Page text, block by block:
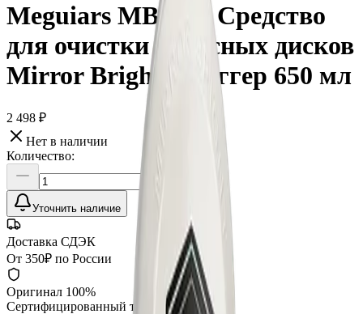
Meguiars MB0522 Средство
для очистки колесных дисков
Mirror Bright, триггер 650 мл
2 498 ₽
Нет в наличии
Количество:
Уточнить наличие
Доставка СДЭК
От 350₽ по России
Оригинал 100%
Сертифицированный товар